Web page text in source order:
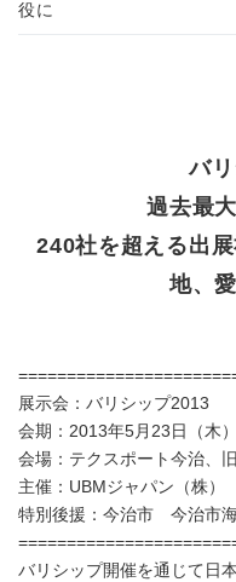
役に
バ
過去最
240社を超える出
地、
展示会：バリシップ2013
会期：2013年5月23日（木
会場：テクスポート今治、
主催：UBMジャパン（株）
特別後援：今治市 今治市
バリシップ開催を通じて日